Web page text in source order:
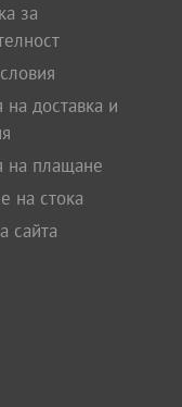
за
на доставка и
на плащане
на стока
сайта